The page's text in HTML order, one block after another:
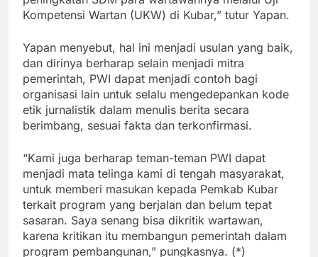
Kompetensi Wartan (UKW) di Kubar,” tutur Yapan.
Yapan menyebut, hal ini menjadi usulan yang baik,
dan dirinya berharap selain menjadi mitra
pemerintah, PWI dapat menjadi contoh bagi
organisasi lain untuk selalu mengedepankan kode
etik jurnalistik dalam menulis berita secara
berimbang, sesuai fakta dan terkonfirmasi.
“Kami juga berharap teman-teman PWI dapat
menjadi mata telinga kami di tengah masyarakat,
untuk memberi masukan kepada Pemkab Kubar
terkait program yang berjalan dan belum tepat
sasaran. Saya senang bisa dikritik wartawan,
karena kritikan itu membangun pemerintah dalam
program pembangunan,” pungkasnya. (*)